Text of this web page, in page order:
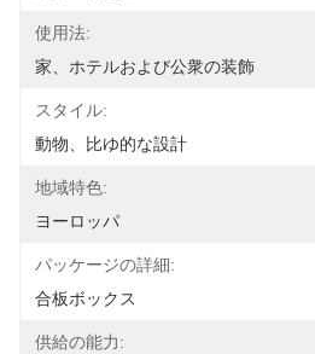
使用法:
家、ホテルおよび公衆の装飾
スタイル:
動物、比ゆ的な設計
地域特色:
ヨーロッパ
パッケージの詳細:
合板ボックス
供給の能力: